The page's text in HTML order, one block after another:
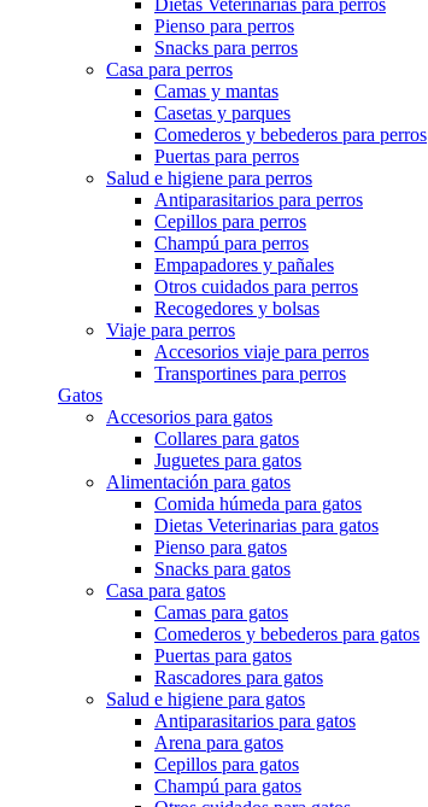
Dietas Veterinarias para perros
Pienso para perros
Snacks para perros
Casa para perros
Camas y mantas
Casetas y parques
Comederos y bebederos para perros
Puertas para perros
Salud e higiene para perros
Antiparasitarios para perros
Cepillos para perros
Champú para perros
Empapadores y pañales
Otros cuidados para perros
Recogedores y bolsas
Viaje para perros
Accesorios viaje para perros
Transportines para perros
Gatos
Accesorios para gatos
Collares para gatos
Juguetes para gatos
Alimentación para gatos
Comida húmeda para gatos
Dietas Veterinarias para gatos
Pienso para gatos
Snacks para gatos
Casa para gatos
Camas para gatos
Comederos y bebederos para gatos
Puertas para gatos
Rascadores para gatos
Salud e higiene para gatos
Antiparasitarios para gatos
Arena para gatos
Cepillos para gatos
Champú para gatos